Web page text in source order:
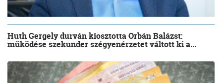
Huth Gergely durván kiosztotta Orbán Balázst:
működése szekunder szégyenérzetet váltott ki a...